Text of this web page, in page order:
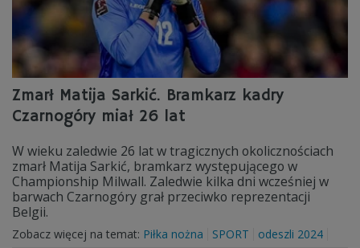
Zmarł Matija Sarkić. Bramkarz kadry
Czarnogóry miał 26 lat
W wieku zaledwie 26 lat w tragicznych okolicznościach
zmarł Matija Sarkić, bramkarz występującego w
Championship Milwall. Zaledwie kilka dni wcześniej w
barwach Czarnogóry grał przeciwko reprezentacji
Belgii.
Zobacz więcej na temat: Piłka nożna SPORT odeszli 2024